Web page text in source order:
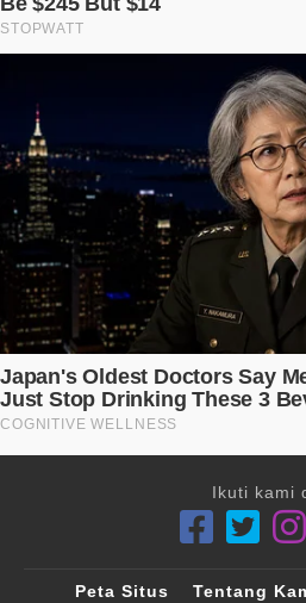
Ikuti kami
Peta Situs Tentang